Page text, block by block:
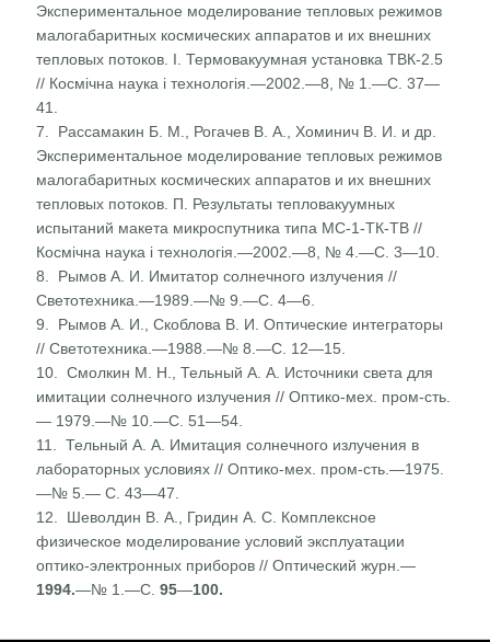
Экспериментальное моделирование тепловых режимов
ма­логабаритных космических аппаратов и их внешних
тепло­вых потоков. I. Термовакуумная установка ТВК-2.5
// Космічна наука і технологія.—2002.—8, № 1.—С. 37—
41.
7. Рассамакин Б. М., Рогачев В. А., Хоминич В. И. и др.
Экспериментальное моделирование тепловых режимов
ма­логабаритных космических аппаратов и их внешних
тепло­вых потоков. П. Результаты тепловакуумных
испытаний макета микроспутника типа МС-1-ТК-ТВ //
Космічна нау­ка і технологія.—2002.—8, № 4.—С. 3—10.
8. Рымов А. И. Имитатор солнечного излучения //
Светотех­ника.—1989.—№ 9.—С. 4—6.
9. Рымов А. И., Скоблова В. И. Оптические интеграторы
// Светотехника.—1988.—№ 8.—С. 12—15.
10. Смолкин М. Н., Тельный А. А. Источники света для
имитации солнечного излучения // Оптико-мех. пром-сть.
— 1979.—№ 10.—С. 51—54.
11. Тельный А. А. Имитация солнечного излучения в
лабора­торных условиях // Оптико-мех. пром-сть.—1975.
—№ 5.— С. 43—47.
12. Шеволдин В. А., Гридин А. С. Комплексное
физическое моделирование условий эксплуатации
оптико-электронных приборов // Оптический журн.—
1994.—№ 1.—С.95—100.